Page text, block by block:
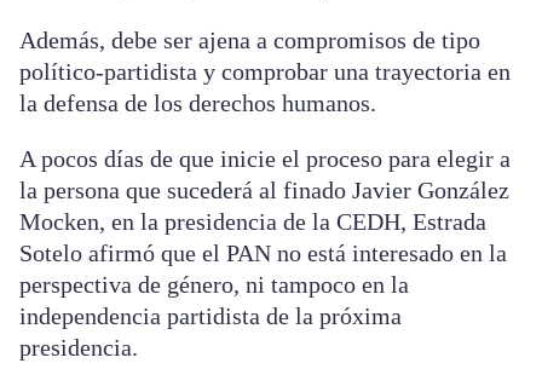
Además, debe ser ajena a compromisos de tipo
político-partidista y comprobar una trayectoria en
la defensa de los derechos humanos.
A pocos días de que inicie el proceso para elegir a
la persona que sucederá al finado Javier González
Mocken, en la presidencia de la CEDH, Estrada
Sotelo afirmó que el PAN no está interesado en la
perspectiva de género, ni tampoco en la
independencia partidista de la próxima
presidencia.